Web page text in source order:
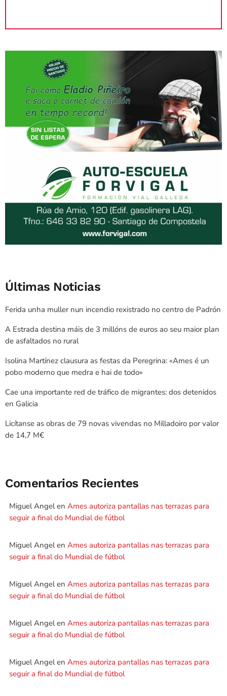
Últimas Noticias
Ferida unha muller nun incendio rexistrado no centro de Padrón
A Estrada destina máis de 3 millóns de euros ao seu maior plan
de asfaltados no rural
Isolina Martínez clausura as festas da Peregrina: «Ames é un
pobo moderno que medra e hai de todo»
Cae una importante red de tráfico de migrantes: dos detenidos
en Galicia
Licítanse as obras de 79 novas vivendas no Milladoiro por valor
de 14,7 M€
Comentarios Recientes
Miguel Angelen Ames autoriza pantallas nas terrazas para
seguir a final do Mundial de fútbol
Miguel Angelen Ames autoriza pantallas nas terrazas para
seguir a final do Mundial de fútbol
Miguel Angelen Ames autoriza pantallas nas terrazas para
seguir a final do Mundial de fútbol
Miguel Angelen Ames autoriza pantallas nas terrazas para
seguir a final do Mundial de fútbol
Miguel Angelen Ames autoriza pantallas nas terrazas para
seguir a final do Mundial de fútbol